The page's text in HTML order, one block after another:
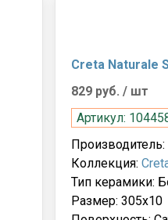
Creta Naturale
829 руб. / шт
Артикул:
Производитель:
Коллекция:
Тип керамики:
Размер: 305x10